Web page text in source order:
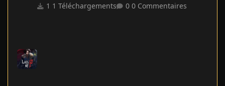
1 Téléchargements 0 Commentaires